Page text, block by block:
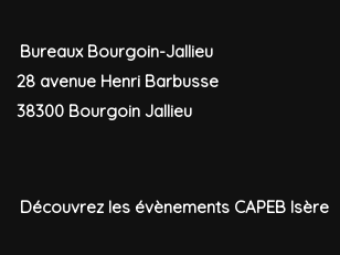
Bureaux Bourgoin-Jallieu
28 avenue Henri Barbusse
38300 Bourgoin Jallieu
Découvrez les évènements CAPEB Isère